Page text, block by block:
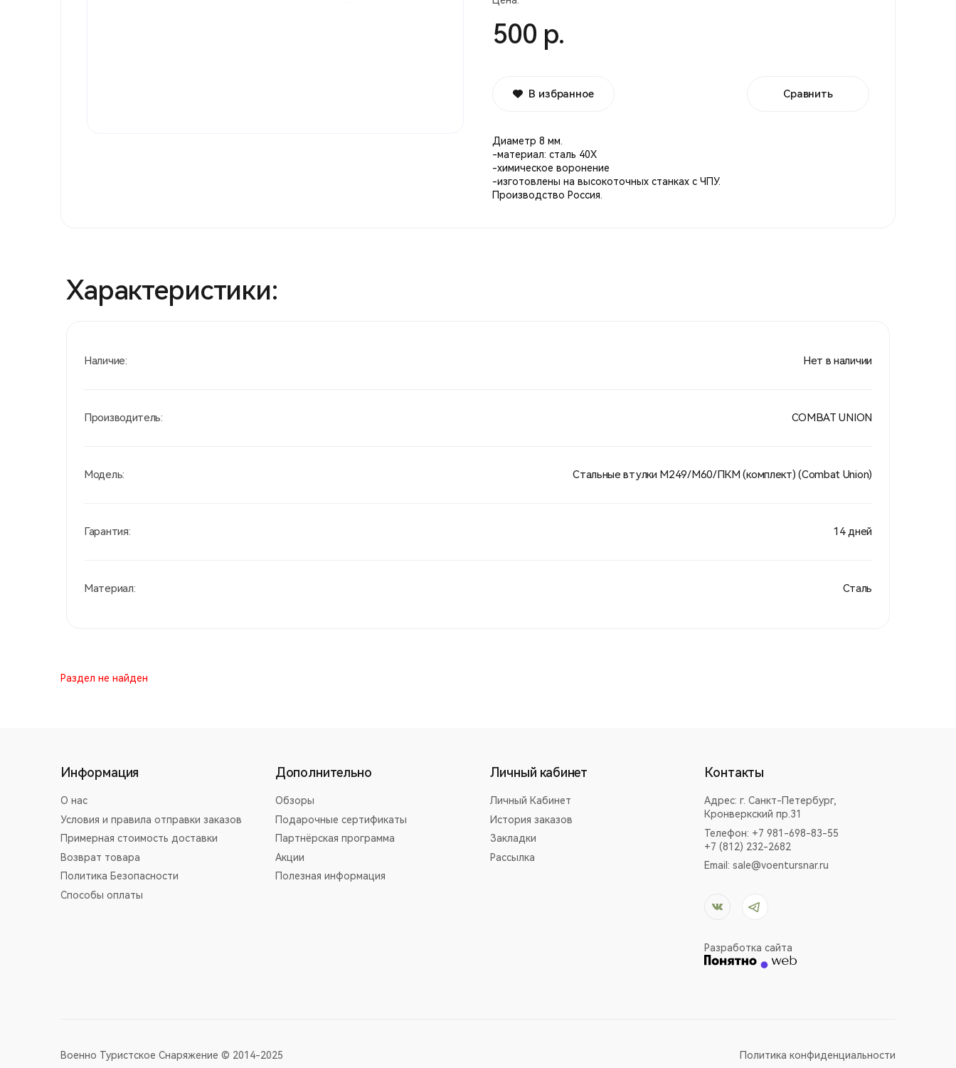
500 р.
В избранное Сравнить
Диаметр 8 мм.
-материал: сталь 40Х
-химическое воронение
-изготовлены на высокоточных станках с ЧПУ.
Производство Россия.
Характеристики:
Наличие: Нет в наличии
Производитель: COMBAT UNION
Модель: Стальные втулки М249/М60/ПКМ (комплект) (Combat Union)
Гарантия: 14 дней
Материал: Сталь
Раздел не найден
Информация
О нас
Условия и правила отправки заказов
Примерная стоимость доставки
Возврат товара
Политика Безопасности
Способы оплаты
Дополнительно
Обзоры
Подарочные сертификаты
Партнёрская программа
Акции
Полезная информация
Личный кабинет
Личный Кабинет
История заказов
Закладки
Рассылка
Контакты
Адрес:г. Санкт-Петербург,
Кронверкский пр.31
Телефон: +7 981-698-83-55
+7 (812) 232-2682
Email:sale@voentursnar.ru
Разработка сайта
Военно Туристское Снаряжение © 2014-2025 Политика конфиденциальности